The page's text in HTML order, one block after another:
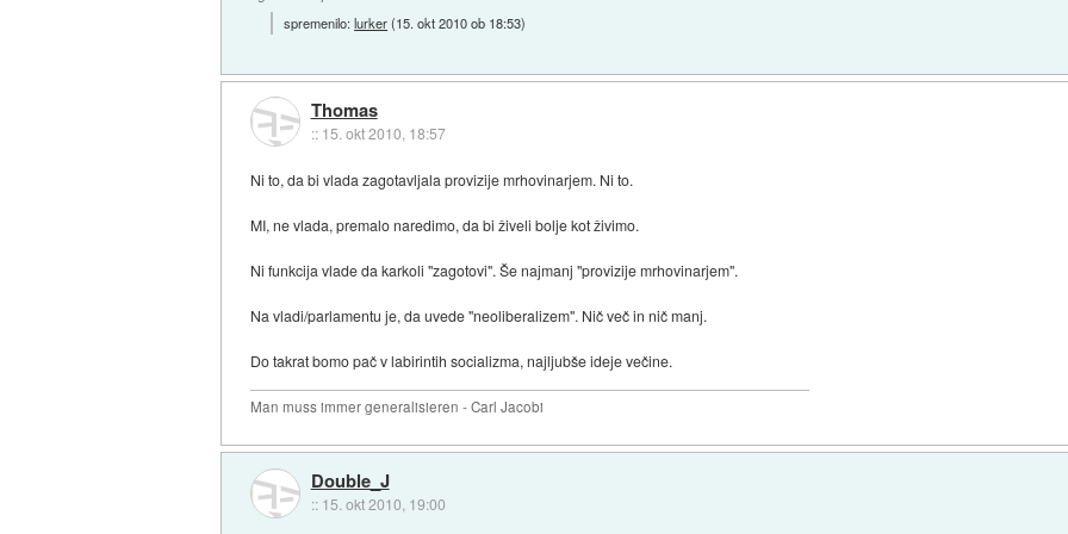
spremenilo:lurker(15. okt 2010 ob 18:53)
Thomas
:: 15. okt 2010, 18:57
Ni to, da bi vlada zagotavljala provizije mrhovinarjem. Ni to.
MI, ne vlada, premalo naredimo, da bi živeli bolje kot živimo.
Ni funkcija vlade da karkoli "zagotovi". Še najmanj "provizije mrhovinarjem".
Na vladi/parlamentu je, da uvede "neoliberalizem". Nič več in nič manj.
Do takrat bomo pač v labirintih socializma, najljubše ideje večine.
Man muss immer generalisieren - Carl Jacobi
Double_J
:: 15. okt 2010, 19:00